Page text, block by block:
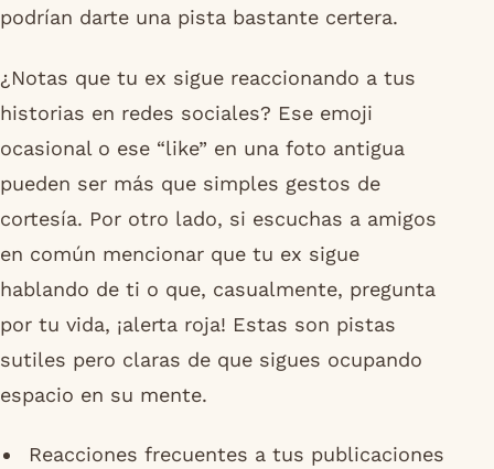
podrían darte una pista bastante certera.
¿Notas que tu ex sigue reaccionando a tus
historias en redes sociales? Ese emoji
ocasional o ese “like” en una foto antigua
pueden ser más que simples gestos de
cortesía. Por otro lado, si escuchas a amigos
en común mencionar que tu ex sigue
hablando de ti o que, casualmente, pregunta
por tu vida, ¡alerta roja! Estas son pistas
sutiles pero claras de que sigues ocupando
espacio en su mente.
Reacciones frecuentes a tus publicaciones